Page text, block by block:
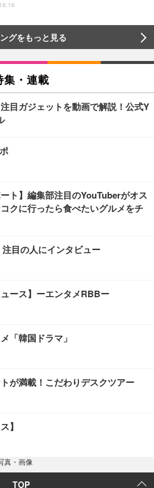
グをもっと見る
集・連載
注目ガジェットを動画で解説！公式Y
ート】編集部注目のYouTuberがオス
クに行ったら食べたいグルメをチ
注目の人にインタビュー
ュース】ーエンタメRBBー
「韓国ドラマ」
が満載！こだわりデスクツアー
】
真・画像
TOP